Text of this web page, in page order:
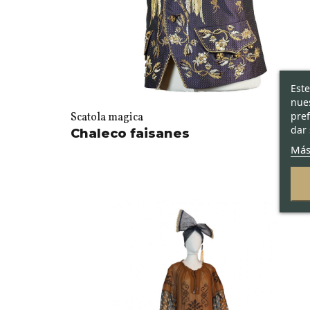
Scatola magica
Chaleco faisanes
dar